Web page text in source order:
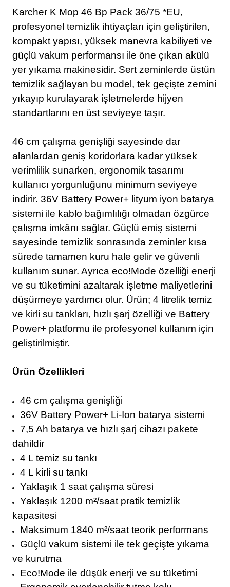
Karcher K Mop 46 Bp Pack 36/75 *EU,
profesyonel temizlik ihtiyaçları için geliştirilen,
kompakt yapısı, yüksek manevra kabiliyeti ve
güçlü vakum performansı ile öne çıkan akülü
yer yıkama makinesidir. Sert zeminlerde üstün
temizlik sağlayan bu model, tek geçişte zemini
yıkayıp kurulayarak işletmelerde hijyen
standartlarını en üst seviyeye taşır.
46 cm çalışma genişliği sayesinde dar
alanlardan geniş koridorlara kadar yüksek
verimlilik sunarken, ergonomik tasarımı
kullanıcı yorgunluğunu minimum seviyeye
indirir. 36V Battery Power+ lityum iyon batarya
sistemi ile kablo bağımlılığı olmadan özgürce
çalışma imkânı sağlar. Güçlü emiş sistemi
sayesinde temizlik sonrasında zeminler kısa
sürede tamamen kuru hale gelir ve güvenli
kullanım sunar. Ayrıca eco!Mode özelliği enerji
ve su tüketimini azaltarak işletme maliyetlerini
düşürmeye yardımcı olur. Ürün; 4 litrelik temiz
ve kirli su tankları, hızlı şarj özelliği ve Battery
Power+ platformu ile profesyonel kullanım için
geliştirilmiştir.
Ürün Özellikleri
46 cm çalışma genişliği
36V Battery Power+ Li-Ion batarya sistemi
7,5 Ah batarya ve hızlı şarj cihazı pakete
dahildir
4 L temiz su tankı
4 L kirli su tankı
Yaklaşık 1 saat çalışma süresi
Yaklaşık 1200 m²/saat pratik temizlik
kapasitesi
Maksimum 1840 m²/saat teorik performans
Güçlü vakum sistemi ile tek geçişte yıkama
ve kurutma
Eco!Mode ile düşük enerji ve su tüketimi